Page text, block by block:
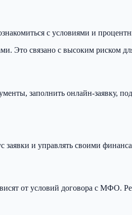
с условиями и
связано с высоким риском для
заполнить онлайн-заявку,
заявки и управлять своими
от условий договора с МФО.